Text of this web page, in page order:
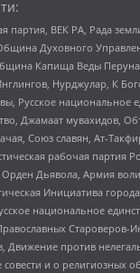
партия, ВЕК РА, Рада
Духовного
Капища Веды
Нурджулар, К
Русское национальное
Джамаат мувахидов,
Союз славян, Ат-
рабочая партия
Дьявола, Армия
Инициатива
национальное
Староверов-
Движение против
и о религиозных